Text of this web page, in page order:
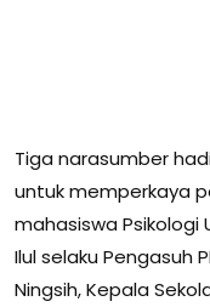
Tiga narasumber
untuk memperkaya
mahasiswa Psikologi
Ilul selaku Pengasuh
Ningsih, Kepala